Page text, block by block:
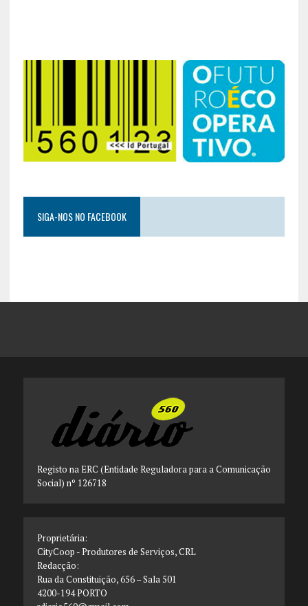
SIGA-NOS NO FACEBOOK
Registo na ERC (Entidade Reguladora para a Comunicação
Social) nº 126718
Proprietária:
CityCoop - Produtores de Serviços, CRL
Redacção:
Rua da Constituição, 656 – Sala 501
4200-194 PORTO